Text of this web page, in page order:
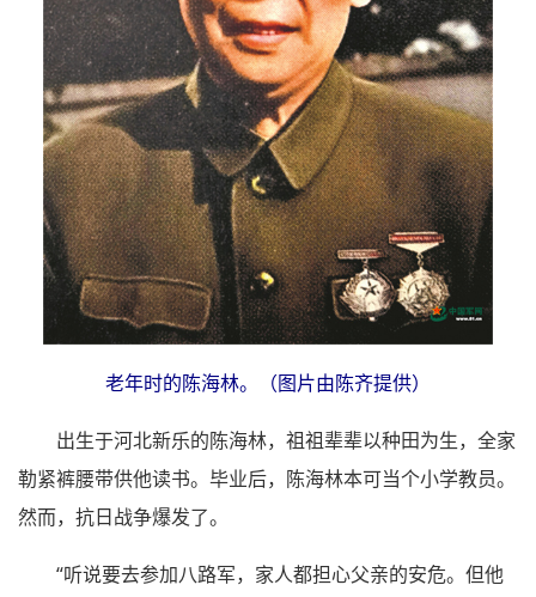
老年时的陈海林。（图片由陈齐提供）
出生于河北新乐的陈海林，祖祖辈辈以种田为生，全家
勒紧裤腰带供他读书。毕业后，陈海林本可当个小学教员。
然而，抗日战争爆发了。
“听说要去参加八路军，家人都担心父亲的安危。但他